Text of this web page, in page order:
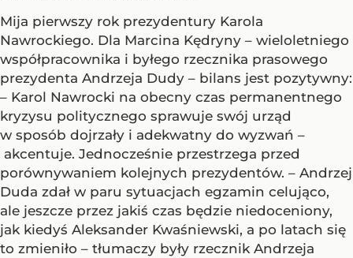
Mija pierwszy rok prezydentury Karola
Nawrockiego. Dla Marcina Kędryny – wieloletniego
współpracownika i byłego rzecznika prasowego
prezydenta Andrzeja Dudy – bilans jest pozytywny:
– Karol Nawrocki na obecny czas permanentnego
kryzysu politycznego sprawuje swój urząd
w sposób dojrzały i adekwatny do wyzwań –
akcentuje. Jednocześnie przestrzega przed
porównywaniem kolejnych prezydentów. – Andrzej
Duda zdał w paru sytuacjach egzamin celująco,
ale jeszcze przez jakiś czas będzie niedoceniony,
jak kiedyś Aleksander Kwaśniewski, a po latach się
to zmieniło – tłumaczy były rzecznik Andrzeja